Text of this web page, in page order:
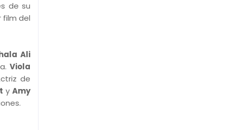
de su
del
Ali
Viola
de
y Amy